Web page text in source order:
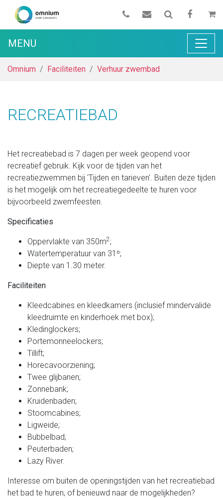
MENU
Omnium Faciliteiten Verhuur zwembad
RECREATIEBAD
Het recreatiebad is 7 dagen per week geopend voor
recreatief gebruik. Kijk voor de tijden van het
recreatiezwemmen bij 'Tijden en tarieven'. Buiten deze tijden
is het mogelijk om het recreatiegedeelte te huren voor
bijvoorbeeld zwemfeesten.
Specificaties
Oppervlakte van 350m2 ;
Watertemperatuur van 31º;
Diepte van 1.30 meter.
Faciliteiten
Kleedcabines en kleedkamers (inclusief mindervalide
kleedruimte en kinderhoek met box);
Kledinglockers;
Portemonneelockers;
Tillift;
Horecavoorziening;
Twee glijbanen;
Zonnebank;
Kruidenbaden;
Stoomcabines;
Ligweide;
Bubbelbad;
Peuterbaden;
Lazy River.
Interesse om buiten de openingstijden van het recreatiebad
het bad te huren, of benieuwd naar de mogelijkheden?